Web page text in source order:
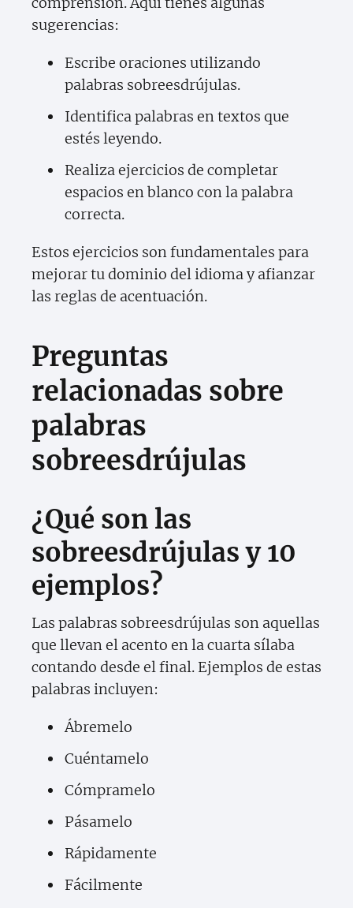
sugerencias:
Escribe oraciones utilizando
palabras sobreesdrújulas.
Identifica palabras en textos que
estés leyendo.
Realiza ejercicios de completar
espacios en blanco con la palabra
correcta.
Estos ejercicios son fundamentales para
mejorar tu dominio del idioma y afianzar
las reglas de acentuación.
Preguntas
relacionadas sobre
palabras
sobreesdrújulas
¿Qué son las
sobreesdrújulas y 10
ejemplos?
Las palabras sobreesdrújulas son aquellas
que llevan el acento en la cuarta sílaba
contando desde el final. Ejemplos de estas
palabras incluyen:
Ábremelo
Cuéntamelo
Cómpramelo
Pásamelo
Rápidamente
Fácilmente